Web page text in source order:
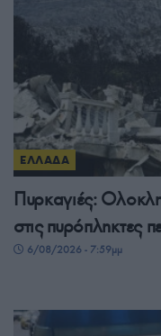
ΕΛΛΑΔΑ
Πυρκαγιές:
στις πυρόπληκτες
6/08/2026 - 7:59μμ